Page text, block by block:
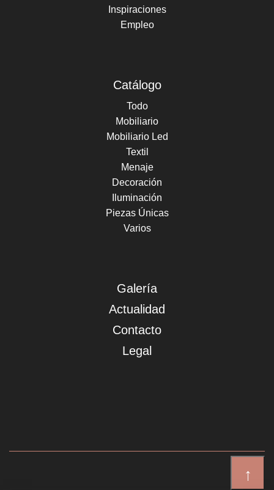
↑
Inspiraciones
Empleo
Catálogo
Todo
Mobiliario
Mobiliario Led
Textil
Menaje
Decoración
Iluminación
Piezas Únicas
Varios
Galería
Actualidad
Contacto
Legal